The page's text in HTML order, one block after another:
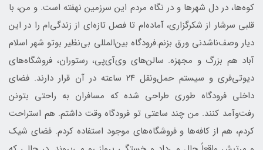
کوه‌ها، در دل شهرها و در نگاه مردم این سرزمین نهفته است. و من، با
قلبی سرشار از شکرگزارى، آماده‌ام تا فصل تازه‌ای از زندگی‌ام را در این
دیار وصف‌ناشدنی ورق بزنم.فرودگاه بین‌المللی بی‌نظیر بوتو شهر اسلام
آباد هم بزرگ و مجهزه. سالن‌های وی‌آی‌پی، رستوران، فروشگاه‌های
دیوتی‌فری و سیستم حمل‌ونقل ۲۴ ساعته در آن قرار دارند. فضای
داخلی فرودگاه طوری طراحی شده که مسافران به راحتی بتونن
رفت‌وآمد کنند. من چند ساعتی تو فرودگاه وقت داشتم. هم استراحت
کردم، هم از کافه‌ها و فروشگاه‌های موجود استفاده کردم. فضای شیک